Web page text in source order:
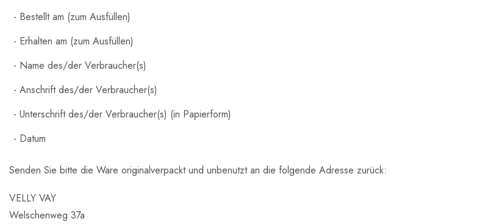
Bestellt am (zum Ausfüllen)
Erhalten am (zum Ausfüllen)
Name des/der Verbraucher(s)
Anschrift des/der Verbraucher(s)
Unterschrift des/der Verbraucher(s) (in Papierform)
Datum
Senden Sie bitte die Ware originalverpackt und unbenutzt an die folgende Adresse zurück:
VELLY VAY
Welschenweg 37a